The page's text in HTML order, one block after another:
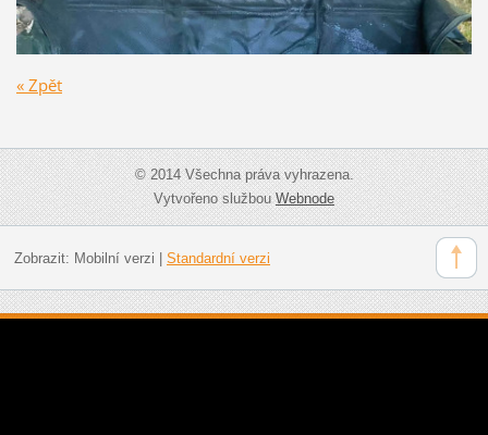
« Zpět
© 2014 Všechna práva vyhrazena.
Vytvořeno službouWebnode
Zobrazit: Mobilní verzi Standardní verzi